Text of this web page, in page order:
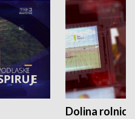
Dolina